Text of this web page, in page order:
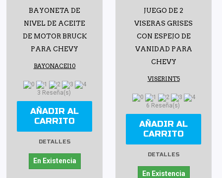
BAYONETA DE
NIVEL DE ACEITE
DE MOTOR BRUCK
PARA CHEVY
BAYONACEI10
3 Reseña(s)
AÑADIR AL
CARRITO
DETALLES
En Existencia
JUEGO DE 2
VISERAS GRISES
CON ESPEJO DE
VANIDAD PARA
CHEVY
VISERINT5
6 Reseña(s)
AÑADIR AL
CARRITO
DETALLES
En Existencia